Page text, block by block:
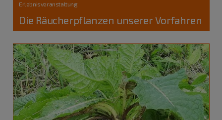
Erlebnisveranstaltung
Die Räucherpflanzen unserer Vorfahren